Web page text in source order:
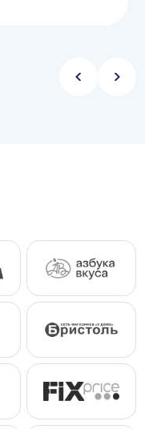
Стрелка